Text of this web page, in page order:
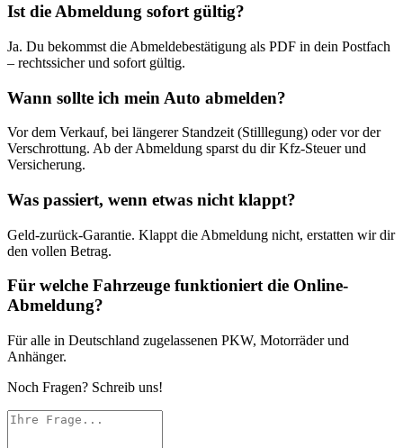
Ist die Abmeldung sofort gültig?
Ja. Du bekommst die Abmeldebestätigung als PDF in dein Postfach
– rechtssicher und sofort gültig.
Wann sollte ich mein Auto abmelden?
Vor dem Verkauf, bei längerer Standzeit (Stilllegung) oder vor der
Verschrottung. Ab der Abmeldung sparst du dir Kfz-Steuer und
Versicherung.
Was passiert, wenn etwas nicht klappt?
Geld-zurück-Garantie. Klappt die Abmeldung nicht, erstatten wir dir
den vollen Betrag.
Für welche Fahrzeuge funktioniert die Online-
Abmeldung?
Für alle in Deutschland zugelassenen PKW, Motorräder und
Anhänger.
Noch Fragen? Schreib uns!